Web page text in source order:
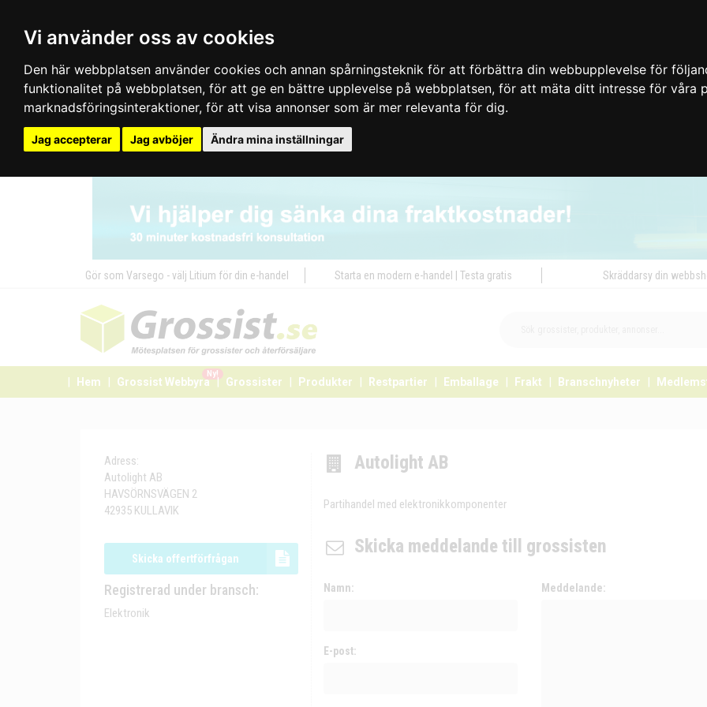
Vi använder oss av cookies
Den här webbplatsen använder cookies och annan spårningsteknik för att förbättra din webbupplevelse för
funktionalitet på webbplatsen, för att ge en bättre upplevelse på webbplatsen, för att mäta ditt intresse för våra
marknadsföringsinteraktioner, för att visa annonser som är mer relevanta för dig.
Jag accepterar Jag avböjer Ändra mina inställningar
Gör som Varsego - välj Litium för din e-handel Starta en modern e-handel | Testa gratis Skräddarsy din
Hem Grossist Webbyrå
Ny!
Grossister Produkter Restpartier Emballage Frakt Branschnyheter
Adress:
Autolight AB
HAVSÖRNSVÄGEN 2
42935 KULLAVIK
Skicka offertförfrågan
Registrerad under bransch:
Elektronik
Autolight AB
Partihandel med elektronikkomponenter
Skicka meddelande till grossisten
Namn:
E-post:
Meddelande: